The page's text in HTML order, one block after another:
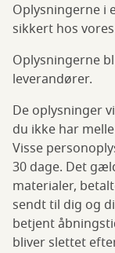
Oplysningerne i
sikkert hos
Oplysningerne
leverandører.
De oplysninger
du ikke har
Visse
30 dage. Det
materialer,
sendt til dig og
betjent
bliver slettet